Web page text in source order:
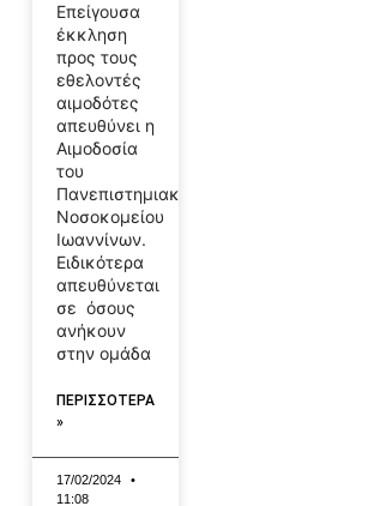
Επείγουσα
έκκληση
προς τους
εθελοντές
αιμοδότες
απευθύνει η
Αιμοδοσία
του
Πανεπιστημιακού
Νοσοκομείου
Ιωαννίνων.
Ειδικότερα
απευθύνεται
σε όσους
ανήκουν
στην ομάδα
ΠΕΡΙΣΣΟΤΕΡΑ
»
17/02/2024
11:08